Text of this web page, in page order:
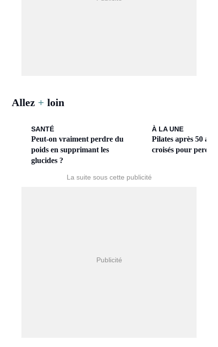
Allez + loin
SANTÉ
Peut-on vraiment perdre du
poids en supprimant les
glucides ?
À LA UNE
Pilates après 50 ans
croisés pour